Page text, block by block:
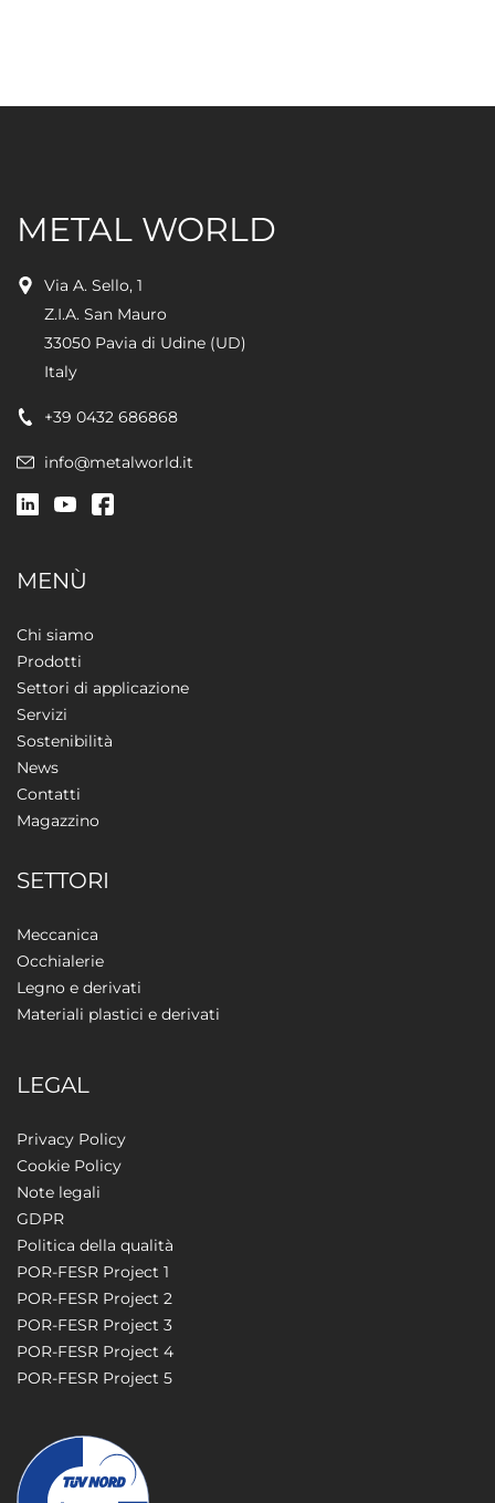
METAL WORLD
Via A. Sello, 1
Z.I.A. San Mauro
33050 Pavia di Udine (UD)
Italy
+39 0432 686868
info@metalworld.it
MENÙ
Chi siamo
Prodotti
Settori di applicazione
Servizi
Sostenibilità
News
Contatti
Magazzino
SETTORI
Meccanica
Occhialerie
Legno e derivati
Materiali plastici e derivati
LEGAL
Privacy Policy
Cookie Policy
Note legali
GDPR
Politica della qualità
POR-FESR Project 1
POR-FESR Project 2
POR-FESR Project 3
POR-FESR Project 4
POR-FESR Project 5